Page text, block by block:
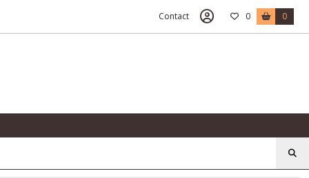
Contact 0 0